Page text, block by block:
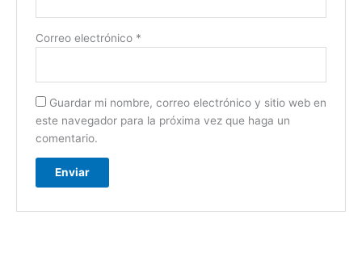
Correo electrónico *
Guardar mi nombre, correo electrónico y sitio web en
este navegador para la próxima vez que haga un
comentario.